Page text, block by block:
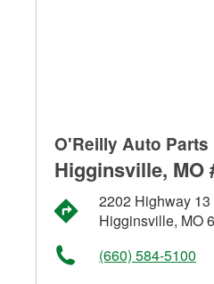
O'Reilly Auto Parts
Higginsville, MO
2202 Highway 13
Higginsville, MO
(660) 584-5100